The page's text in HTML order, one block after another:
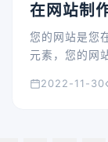
在网站制
您的网站是您
元素，您的网
量并最终提高
2022-11-30